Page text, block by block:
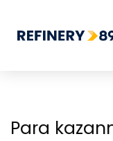
Para